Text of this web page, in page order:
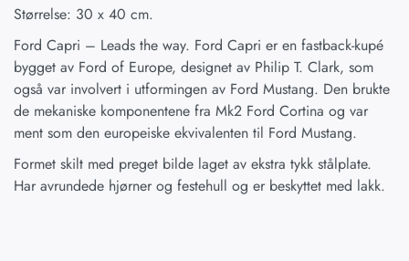
Størrelse: 30 x 40 cm.
Ford Capri – Leads the way. Ford Capri er en fastback-kupé
bygget av Ford of Europe, designet av Philip T. Clark, som
også var involvert i utformingen av Ford Mustang. Den brukte
de mekaniske komponentene fra Mk2 Ford Cortina og var
ment som den europeiske ekvivalenten til Ford Mustang.
Formet skilt med preget bilde laget av ekstra tykk stålplate.
Har avrundede hjørner og festehull og er beskyttet med lakk.